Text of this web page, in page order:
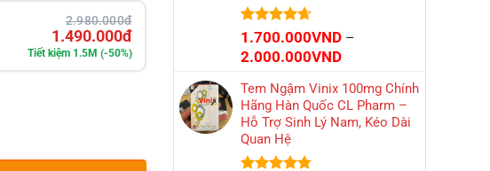
Được xếp
hạng4.65
5 sao
1.700.000VND –
2.000.000VNDKhoảng
từ
1.700.000VND
đến
Tem Ngậm Vinix 100mg Chính
Hãng Hàn Quốc CL Pharm –
Hỗ Trợ Sinh Lý Nam, Kéo Dài
Quan Hệ
2.980.000đ
1.490.000đ
Tiết kiệm 1.5M (-50%)